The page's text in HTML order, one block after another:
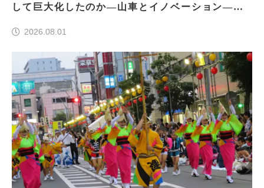
して巨大化したのか―山車とイノベーション―＜
2026.08.01